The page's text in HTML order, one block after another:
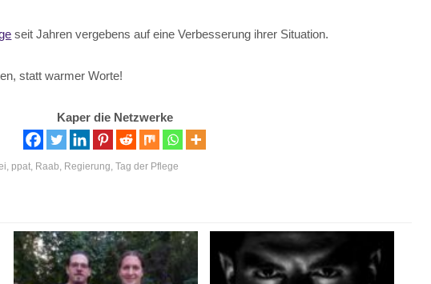
seit Jahren vergebens auf eine Verbesserung ihrer Situation.
statt warmer Worte!
Kaper die Netzwerke
ppat Raab Regierung ,Tag der Pflege